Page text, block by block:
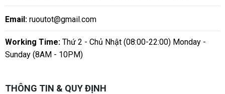
Email: ruoutot@gmail.com
Working Time:Thứ 2 - Chủ Nhật (08:00-22:00) Monday -
Sunday (8AM - 10PM)
THÔNG TIN & QUY ĐỊNH